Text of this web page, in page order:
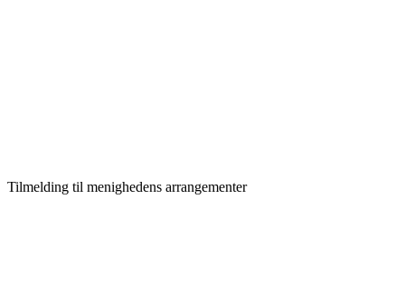
Tilmelding til menighedens arrangementer